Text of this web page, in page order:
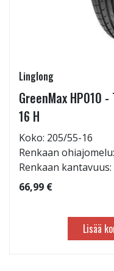
Linglong
GreenMax HP010
16 H
Koko: 205/55-16
Renkaan
Renkaan kantavuus:
66,99 €
Lisää